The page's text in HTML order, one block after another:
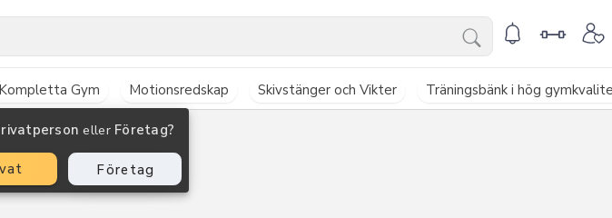
eller Företag?
Företag
Kompletta Gym Motionsredskap Skivstänger och Vikter Träningsbänk i hög